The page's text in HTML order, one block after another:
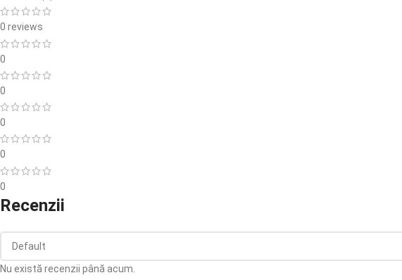
0 reviews
0
0
0
0
0
Recenzii
Nu există recenzii până acum.